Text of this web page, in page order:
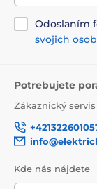
Odoslaním
svojich
Potrebujete
Zákaznický
Kde nás nájdete